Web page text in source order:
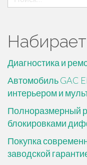
Диагностика и
Автомобиль GAC
интерьером и
Полноразмерный
блокировками
Покупка
заводской